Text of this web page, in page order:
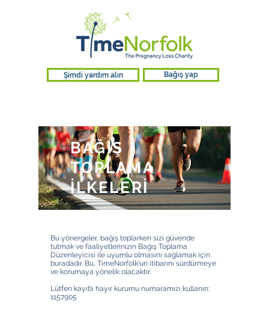
Şimdi yardım alın Bağış yap
BAĞIŞ
TOPLAMA
İLKELERİ
Bu yönergeler, bağış toplarken sizi güvende
tutmak ve faaliyetlerinizin Bağış Toplama
Düzenleyicisi ile uyumlu olmasını sağlamak için
buradadır. Bu, TimeNorfolk'un itibarını sürdürmeye
ve korumaya yönelik olacaktır.
Lütfen kayıtlı hayır kurumu numaramızı kullanın:
1157905